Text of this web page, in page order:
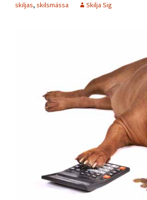
Inteckning
Lagfart
skiljas, skilsmässa Skilja Sig